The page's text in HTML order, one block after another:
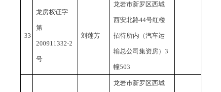
33
龙房权证字
第
200911332-2
号
刘莲芳
龙岩市新罗区西城
西安北路44号红楼
招待所内（汽车运
输总公司集资房）3
幢503
龙岩市新罗区西城